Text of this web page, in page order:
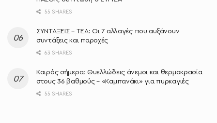
55 SHARES
ΣΥΝΤΑΞΕΙΣ – ΤΕΑ: Οι 7 αλλαγές που αυξάνουν
συντάξεις και παροχές
63 SHARES
Καιρός σήμερα: Θυελλώδεις άνεμοι και θερμοκρασία
στους 36 βαθμούς – «Καμπανάκι» για πυρκαγιές
55 SHARES